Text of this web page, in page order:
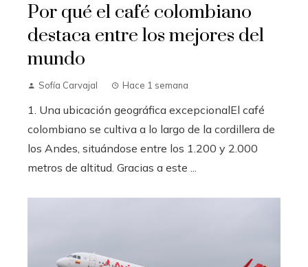
Por qué el café colombiano
destaca entre los mejores del
mundo
Sofía Carvajal Hace 1 semana
1. Una ubicación geográfica excepcionalEl café
colombiano se cultiva a lo largo de la cordillera de
los Andes, situándose entre los 1.200 y 2.000
metros de altitud. Gracias a este ...